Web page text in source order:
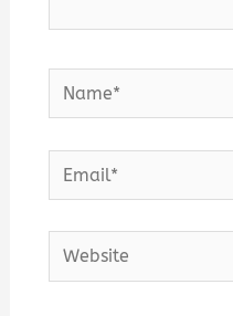
Name*
Email*
Website